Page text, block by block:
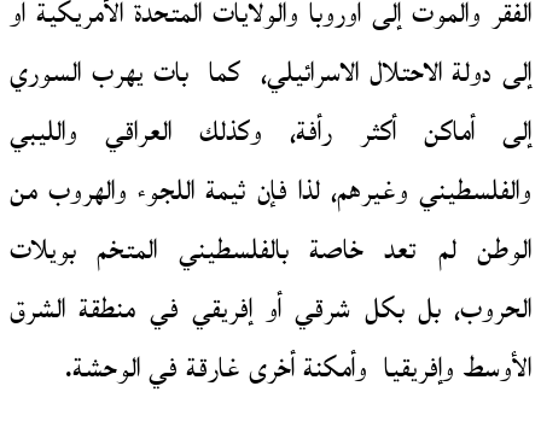
الفقر والموت إلى أوروبا والولايات المتحدة الأمريكية أو
إلى دولة الاحتلال الاسرائيلي، كما بات يهرب السوري
إلى أماكن أكثر رأفة، وكذلك العراقي والليبي
والفلسطيني وغيرهم، لذا فإن ثيمة اللجوء والهروب من
الوطن لم تعد خاصة بالفلسطيني المتخم بويلات
الحروب، بل بكل شرقي أو إفريقي في منطقة الشرق
الأوسط وإفريقيا وأمكنة أخرى غارقة في الوحشة.